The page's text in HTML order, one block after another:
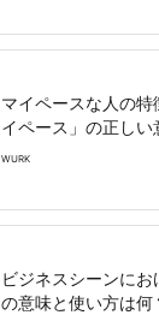
マイペースな人の
イペース」の正しい
WURK
ビジネスシーンにお
の意味と使い方は何